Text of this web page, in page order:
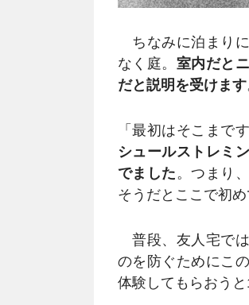
ちなみに泊まり
なく庭。 室内だと
だと説明を受けます
「最初はそこまで
シュールストレミ
でました。つまり
そうだとここで初め
普段、友人宅で
のを防ぐためにこ
体験してもらおう